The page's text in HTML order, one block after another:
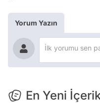
Yorum Yazın
En Yeni